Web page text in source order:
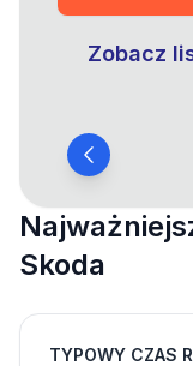
Zobacz
Skoda
TYPOWY CZAS